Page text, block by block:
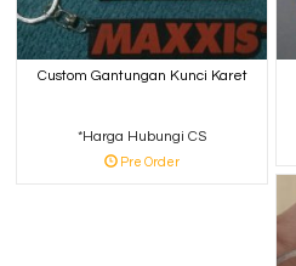
Custom Gantungan Kunci Karet
*Harga Hubungi CS
Pre Order